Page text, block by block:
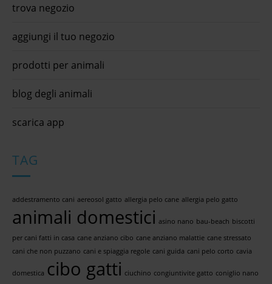
trova negozio
aggiungi il tuo negozio
prodotti per animali
blog degli animali
scarica app
TAG
addestramento cani aereosol gatto allergia pelo cane allergia pelo gatto
animali domestici asino nano bau-beach biscotti
per cani fatti in casa cane anziano cibo cane anziano malattie cane stressato
cani che non puzzano cani e spiaggia regole cani guida cani pelo corto cavia
domestica cibo gatti ciuchino congiuntivite gatto coniglio nano